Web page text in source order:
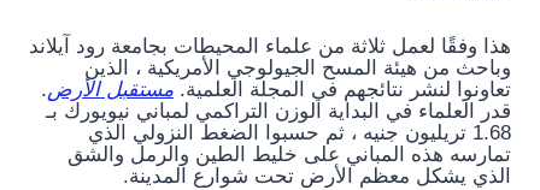
هذا وفقًا لعمل ثلاثة من علماء المحيطات بجامعة رود آيلاند
وباحث من هيئة المسح الجيولوجي الأمريكية ، الذين
تعاونوا لنشر نتائجهم في المجلة العلمية. مستقبل الأرض.
قدر العلماء في البداية الوزن التراكمي لمباني نيويورك بـ
1.68 تريليون جنيه ، ثم حسبوا الضغط النزولي الذي
تمارسه هذه المباني على خليط الطين والرمل والشق
الذي يشكل معظم الأرض تحت شوارع المدينة.